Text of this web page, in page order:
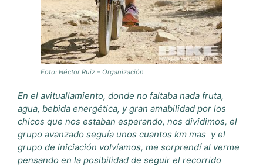
Foto: Héctor Ruiz – Organización
En el avituallamiento, donde no faltaba nada fruta,
agua, bebida energética, y gran amabilidad por los
chicos que nos estaban esperando, nos dividimos, el
grupo avanzado seguía unos cuantos km mas y el
grupo de iniciación volvíamos, me sorprendí al verme
pensando en la posibilidad de seguir el recorrido